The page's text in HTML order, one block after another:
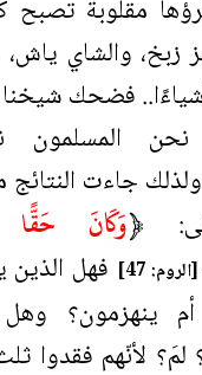
مقلوبة تصبح
زبخ، والشاي
فضحك شيخنا
نحن المسلمون
جاءت
﴿وَكَانَ
[الروم: 47]
فهل الذين
ينهزمون؟
لأنّهم فقدوا